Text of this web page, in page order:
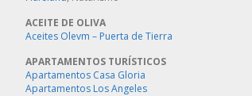
ACEITE DE OLIVA
Aceites Olevm – Puerta de Tierra
APARTAMENTOS TURÍSTICOS
Apartamentos Casa Gloria
Apartamentos Los Angeles